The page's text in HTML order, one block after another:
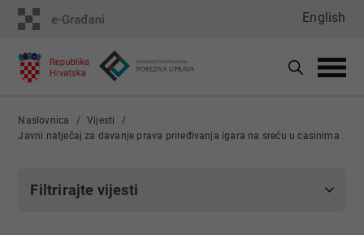
English
Naslovnica
Vijesti
Javni natječaj za davanje prava priređivanja igara na sreću u casinima
Filtrirajte vijesti